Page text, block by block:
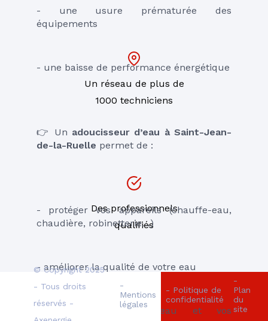
- une usure prématurée des
équipements
- une baisse de performance énergétique
👉 Un adoucisseur d’eau à Saint-Jean-
de-la-Ruelle permet de :
- protéger vos appareils (chauffe-eau,
chaudière, robinetterie…)
- améliorer la qualité de votre eau
- préserver votre peau et vos
Un réseau de plus de
1000 techniciens
Des professionnels
qualifiés
© Copyright 2025
- Tous droits
réservés -
-
Mentions
légales
- Politique de
confidentialité
-
Plan
du
site